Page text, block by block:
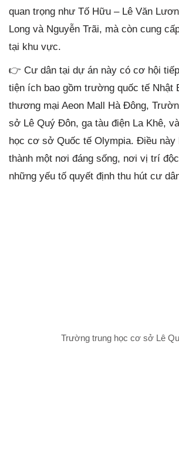
quan trọng như Tố Hữu – Lê Văn
Long và Nguyễn Trãi, mà còn cung
tại khu vực.
👉 Cư dân tại dự án này có cơ hội
tiện ích bao gồm trường quốc tế Nhật
thương mại Aeon Mall Hà Đông,
sở Lê Quý Đôn, ga tàu điện La Khê,
học cơ sở Quốc tế Olympia. Điều này
thành một nơi đáng sống, nơi vị trí
những yếu tố quyết định thu hút cư
Trường trung học cơ sở Lê